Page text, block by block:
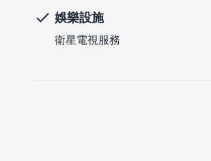
娛樂設施
衛星電視服務